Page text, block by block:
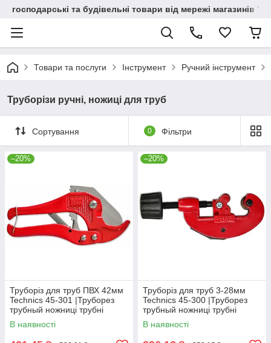
господарські та будівельні товари від мережі магазинів
Товари та послуги Інструмент Ручний інструмент
Труборізи ручні, ножиці для труб
Сортування 0 Фільтри
–20%
Труборіз для труб ПВХ 42мм
Technics 45-301 |Труборез
трубный ножниці трубні
В наявності
–20%
Труборіз для труб 3-28мм
Technics 45-300 |Труборез
трубный ножниці трубні
В наявності